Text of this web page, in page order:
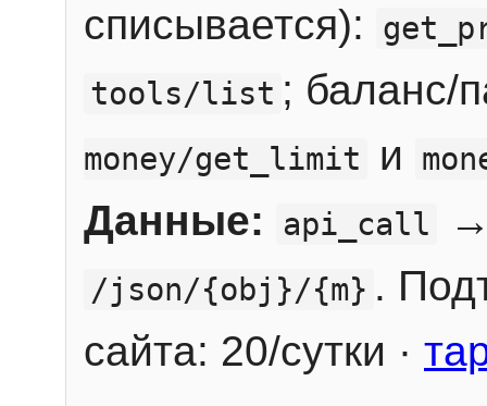
списывается):
tools/list ; баланс/
money/get_limit и
Данные: api_call
/json/{obj}/{m} .
сайта: 20/сутки ·